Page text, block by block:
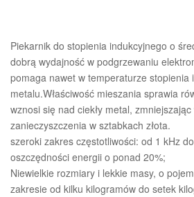
Piekarnik do stopienia indukcyjnego o
dobrą wydajność w podgrzewaniu
pomaga nawet w temperaturze stopienia
metalu.Właściwość mieszania sprawia
wznosi się nad ciekły metal,
zanieczyszczenia w sztabkach złota.
szeroki zakres częstotliwości: od 1 kHz
oszczędności energii o ponad 20%;
Niewielkie rozmiary i lekkie masy, o
zakresie od kilku kilogramów do setek